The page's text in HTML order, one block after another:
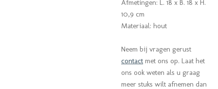
Afmetingen: L. 18 x B. 18 x H.
10,9 cm
Materiaal: hout
Neem bij vragen gerust
contact met ons op. Laat het
ons ook weten als u graag
meer stuks wilt afnemen dan